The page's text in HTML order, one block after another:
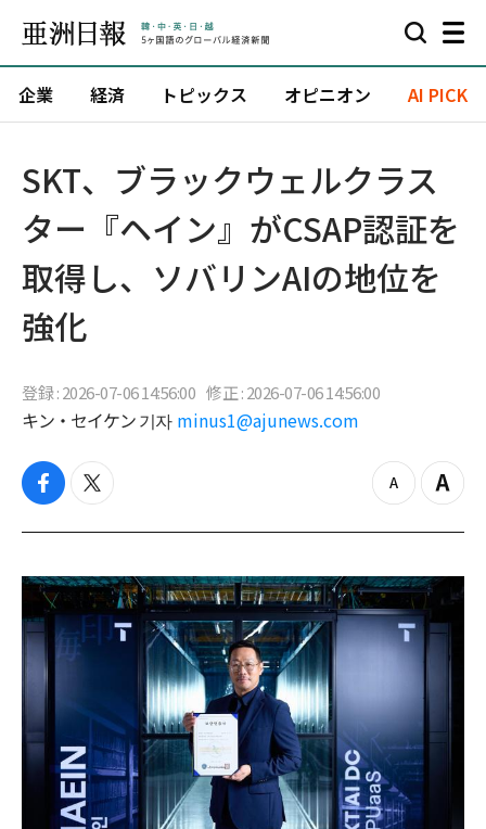
企業 経済 トピックス オピニオン AI PICK
SKT、ブラックウェルクラス
ター『ヘイン』がCSAP認証を
取得し、ソバリンAIの地位を
強化
登録 : 2026-07-06 14:56:00 修正 : 2026-07-06 14:56:00
キン・セイケン 기자 minus1@ajunews.com
f
c
b
o
o
k
t
i
t
e
r
z
o
o
u
t
Z
o
i
n